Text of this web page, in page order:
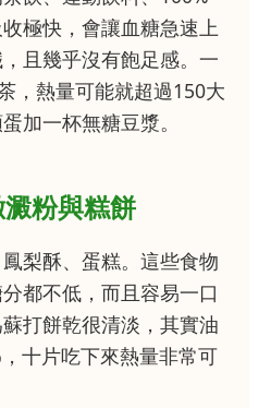
極快，會讓血糖急速上
且幾乎沒有飽足感。一
，熱量可能就超過150大
加一杯無糖豆漿。
粉與糕餅
梨酥、蛋糕。這些食物
都不低，而且容易一口
打餅乾很清淡，其實油
十片吃下來熱量非常可